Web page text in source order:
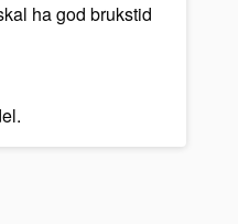
ha god brukstid